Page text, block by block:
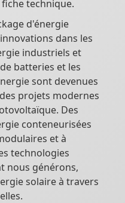
technique.
d'énergie
dans les
industriels et
batteries et les
sont devenues
projets modernes
Des
conteneurisées
et à
technologies
nous générons,
solaire à travers